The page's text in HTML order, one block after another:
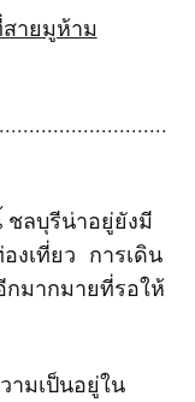
ายมูห้าม
ลบุรีน่าอยู่ยังมี
งเที่ยว การเดิน
กมากมายที่รอให้
ามเป็นอยู่ใน